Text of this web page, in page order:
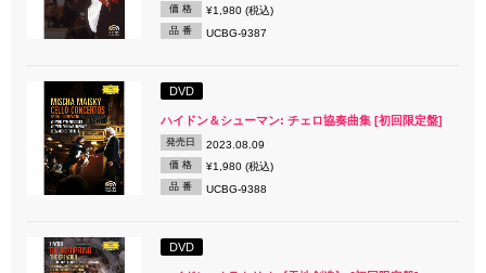
価 格 ¥1,980 (税込)
品 番 UCBG-9387
DVD
ハイドン＆シューマン: チェロ協奏曲集 [初回限定盤]
発売日 2023.08.09
価 格 ¥1,980 (税込)
品 番 UCBG-9388
DVD